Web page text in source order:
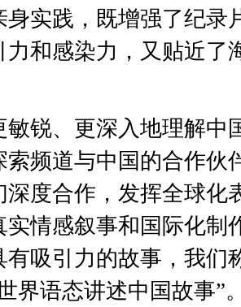
身实践，既增强了纪录
力和感染力，又贴近了
、更深入地理解中
索频道与中国的合作伙
深度合作，发挥全球化
实情感叙事和国际化制
有吸引力的故事，我们
界语态讲述中国故事”